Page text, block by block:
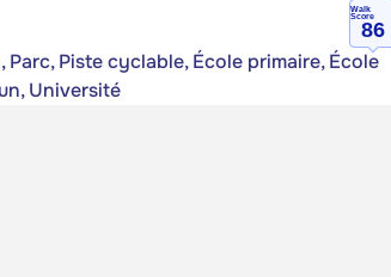
Walk
Score
86
Piste cyclable, École primaire, École
Université